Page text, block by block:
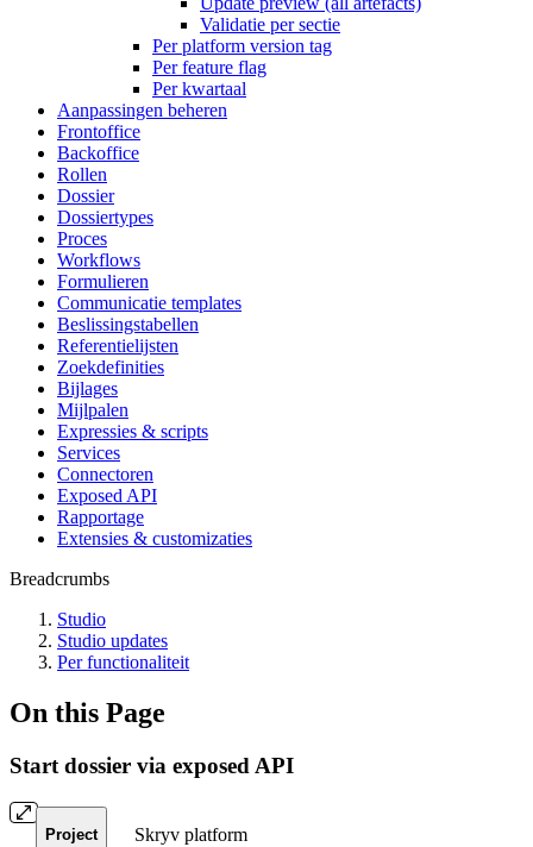
Validatie per sectie
Per platform version tag
Per feature flag
Per kwartaal
Aanpassingen beheren
Frontoffice
Backoffice
Rollen
Dossier
Dossiertypes
Proces
Workflows
Formulieren
Communicatie templates
Beslissingstabellen
Referentielijsten
Zoekdefinities
Bijlages
Mijlpalen
Expressies & scripts
Services
Connectoren
Exposed API
Rapportage
Extensies & customizaties
Breadcrumbs
Studio
Studio updates
Per functionaliteit
On this Page
Start dossier via exposed API
Project Skryv platform